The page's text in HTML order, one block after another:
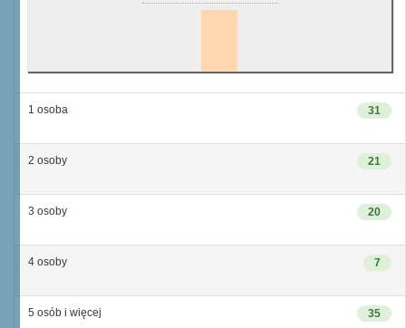
31
1 osoba
21
2 osoby
20
3 osoby
7
4 osoby
35
5 osób i więcej